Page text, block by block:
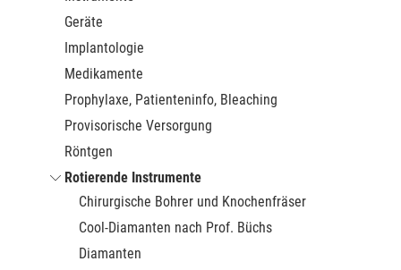
Geräte
Implantologie
Medikamente
Prophylaxe, Patienteninfo, Bleaching
Provisorische Versorgung
Röntgen
Rotierende Instrumente
Chirurgische Bohrer und Knochenfräser
Cool-Diamanten nach Prof. Büchs
Diamanten